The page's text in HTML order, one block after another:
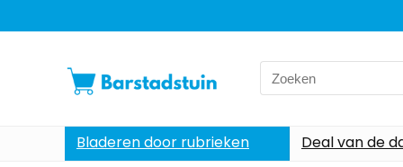
Search
for:
Bladeren door rubrieken Deal van de